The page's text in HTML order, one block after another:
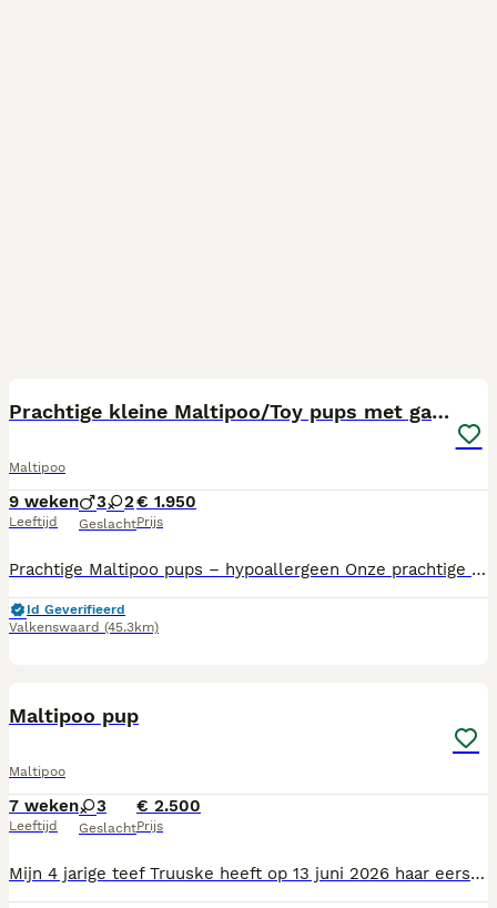
Prachtige kleine Maltipoo/Toy pups met garantie!🐶
Maltipoo
9 weken
Leeftijd
3 2
Geslacht
€ 1.950
Prijs
Prachtige Maltipoo pups – hypoallergeen Onze prachtige Maltipoo pups zijn op zoek naar een liefdevol thuis. De moeder is een Maltipoo en de vader een Toy Poedel. De pups zijn hypoallergeen en verharen niet. De pups groeien bij ons in huis op en worden daardoor goed gesocialiseerd. Ze komen dagelijks in aanraking met mensen en kinderen en zijn gewend aan de geluiden van het dagelijkse gezinsleven. Voordat zij naar hun nieuwe baasje gaan, worden de pups nagekeken door de dierenarts en voorzien van een Europees dierenpaspoort. Daarnaast zijn zij gechipt, gevaccineerd en 3 keer ontwormd. Vanaf juli mogen de pups het nest verlaten. De pups zullen naar verwachting een volwassen gewicht bereiken van ongeveer 4 tot maximaal 5 kilo, met een schofthoogte van circa 25 cm. Vraagprijs: € 1950 per pup. U bent van harte welkom om geheel vrijblijvend kennis te komen maken met de pups. Onder het genot van een kop koffie of thee kunt u de pups ontmoeten en al uw vragen stellen. Mocht u nog op vakantie gaan, dan is later ophalen of tijdelijke opvang in overleg mogelijk. 🐾 Interesse? Neem gerust contact met ons op voor meer informatie of een vrijblijvende kennismaking. ☕️🐾
Id Geverifieerd
Valkenswaard (45.3km)
Maltipoo pup
Maltipoo
7 weken
Leeftijd
3
Geslacht
€ 2.500
Prijs
Mijn 4 jarige teef Truuske heeft op 13 juni 2026 haar eerste nestje gekregen waarbij ze 4 schattige teefjes op de wereld heeft gezet waarvan er 1 al is verkocht. Het ras van de moederhond is Maltipoo Boomer en van de vaderhond Maltipoo. Allebei zijn ze een kruising van dwergpoedel-maltezer. Vanaf 8 augustus zoeken ze een nieuw huisje. Op 27 juli zijn de pups gechipt, kregen ze een paspoort, gezondheidscheck en de eerste vaccinatie voor Hondenziekte en Parvo. Mocht u interesse hebben en kennis willen maken kom dan zeker langs bij ons huisje in Den Bosch.